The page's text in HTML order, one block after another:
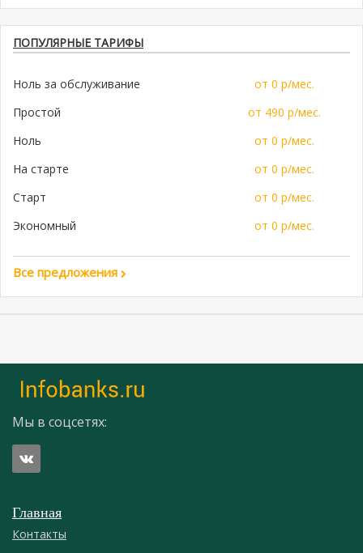
ПОПУЛЯРНЫЕ ТАРИФЫ
Ноль за обслуживание
от 0 р/мес.
Простой
от 490 р/мес.
Ноль
от 0 р/мес.
На старте
от 0 р/мес.
Старт
от 0 р/мес.
Экономный
от 0 р/мес.
Все предложения
Мы в соцсетях:
Главная
Контакты